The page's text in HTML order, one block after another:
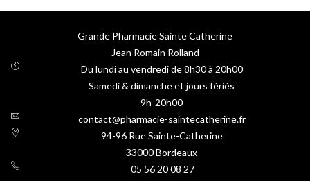
Grande Pharmacie Sainte Catherine
Jean Romain Rolland
Du lundi au vendredi de 8h30 à 20h00
Samedi & dimanche et jours fériés
9h-20h00
contact@pharmacie-saintecatherine.fr
94-96 Rue Sainte-Catherine
33000Bordeaux
05 56 20 08 27